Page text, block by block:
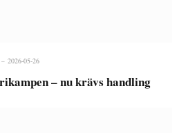
2026-05-26
– nu krävs handling